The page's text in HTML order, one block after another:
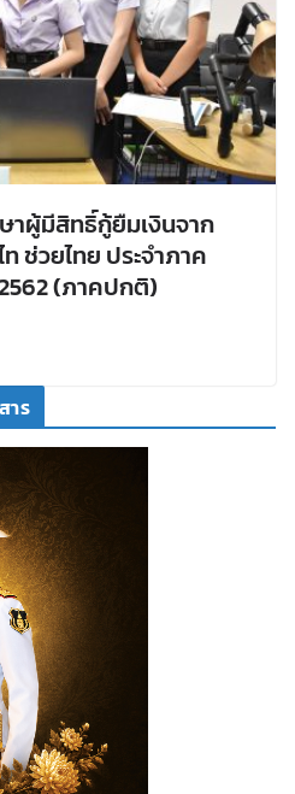
าผู้มีสิทธิ์กู้ยืมเงินจาก
ช่วยไทย ประจำภาค
(ภาคปกติ)
าร